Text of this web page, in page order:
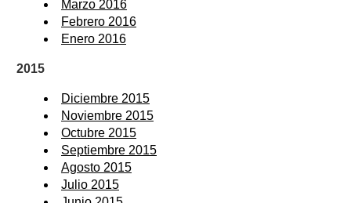
Marzo 2016
Febrero 2016
Enero 2016
2015
Diciembre 2015
Noviembre 2015
Octubre 2015
Septiembre 2015
Agosto 2015
Julio 2015